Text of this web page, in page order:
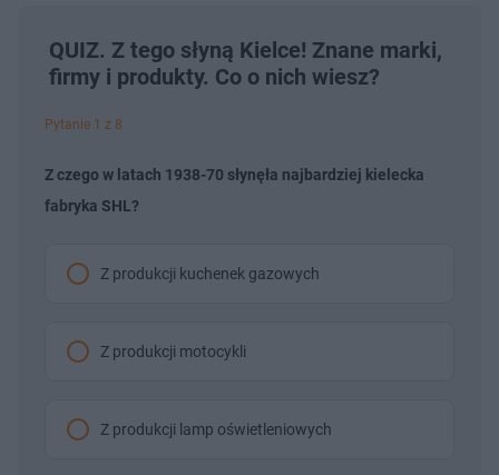
QUIZ. Z tego słyną Kielce! Znane marki,
firmy i produkty. Co o nich wiesz?
Pytanie 1 z 8
Z czego w latach 1938-70 słynęła najbardziej kielecka
fabryka SHL?
Z produkcji kuchenek gazowych
Z produkcji motocykli
Z produkcji lamp oświetleniowych